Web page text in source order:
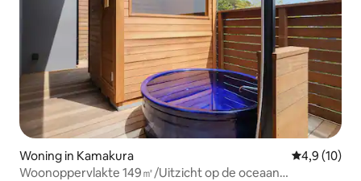
Woning in Kamakura
4,9 (10)
Woonoppervlakte 149㎡/Uitzicht op de oceaan